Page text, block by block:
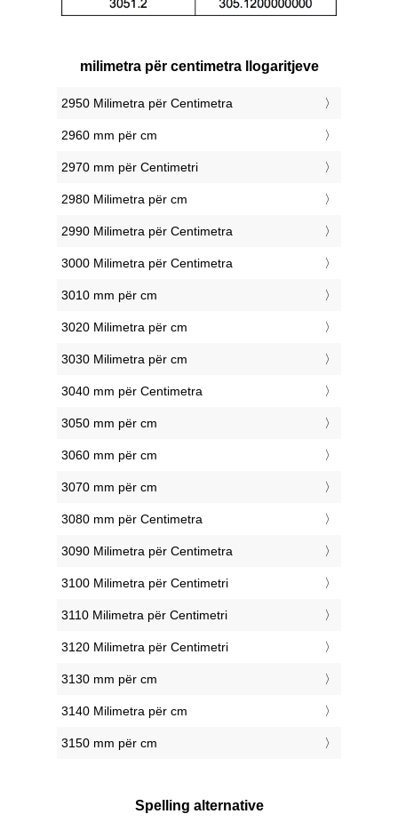
milimetra për centimetra llogaritjeve
2950 Milimetra për Centimetra
2960 mm për cm
2970 mm për Centimetri
2980 Milimetra për cm
2990 Milimetra për Centimetra
3000 Milimetra për Centimetra
3010 mm për cm
3020 Milimetra për cm
3030 Milimetra për cm
3040 mm për Centimetra
3050 mm për cm
3060 mm për cm
3070 mm për cm
3080 mm për Centimetra
3090 Milimetra për Centimetra
3100 Milimetra për Centimetri
3110 Milimetra për Centimetri
3120 Milimetra për Centimetri
3130 mm për cm
3140 Milimetra për cm
3150 mm për cm
Spelling alternative